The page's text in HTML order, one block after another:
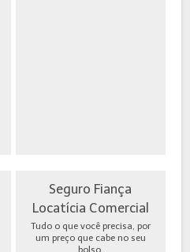
Seguro Fiança
Locatícia Comercial
Tudo o que você precisa, por
um preço que cabe no seu
bolso.